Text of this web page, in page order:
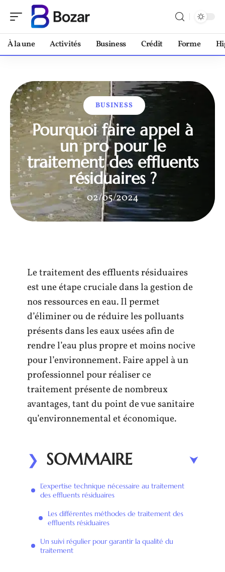
À la une Activités Business Crédit Forme
BUSINESS
Pourquoi faire appel à
un pro pour le
traitement des effluents
résiduaires ?
02/05/2024
Le traitement des effluents résiduaires
est une étape cruciale dans la gestion de
nos ressources en eau. Il permet
d’éliminer ou de réduire les polluants
présents dans les eaux usées afin de
rendre l’eau plus propre et moins nocive
pour l’environnement. Faire appel à un
professionnel pour réaliser ce
traitement présente de nombreux
avantages, tant du point de vue sanitaire
qu’environnemental et économique.
SOMMAIRE
L’expertise technique nécessaire au traitement
des effluents résiduaires
Les différentes méthodes de traitement des
effluents résiduaires
Un suivi régulier pour garantir la qualité du
traitement